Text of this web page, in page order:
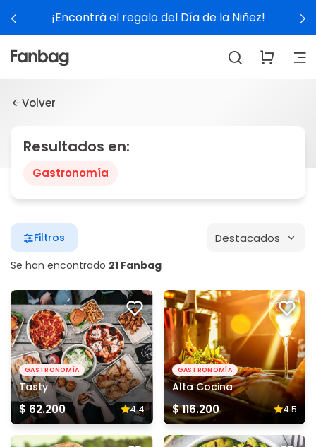
¡Encontrá el regalo del Día de la Niñez!
Volver
Resultados en:
Gastronomía
Se han encontrado 21 Fanbag
Filtros Destacados
GASTRONOMÍA
Tasty
$ 62.200 4.4
GASTRONOMÍA
Alta Cocina
$ 116.200 4.5